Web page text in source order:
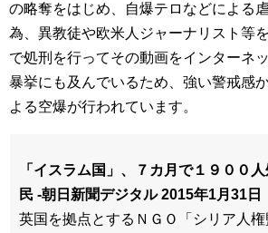
の略奪をはじめ、自爆テロなどによる
為、異教徒や欧米人ジャーナリスト等
で処刑を行ってその動画をインターネ
暴挙にも及んでいるため、強い警戒感
よる空爆が行われています。
「イスラム国」、７カ月で１９００
民 -朝日新聞デジタル 2015年1月31日
英国を拠点とするＮＧＯ「シリア人権